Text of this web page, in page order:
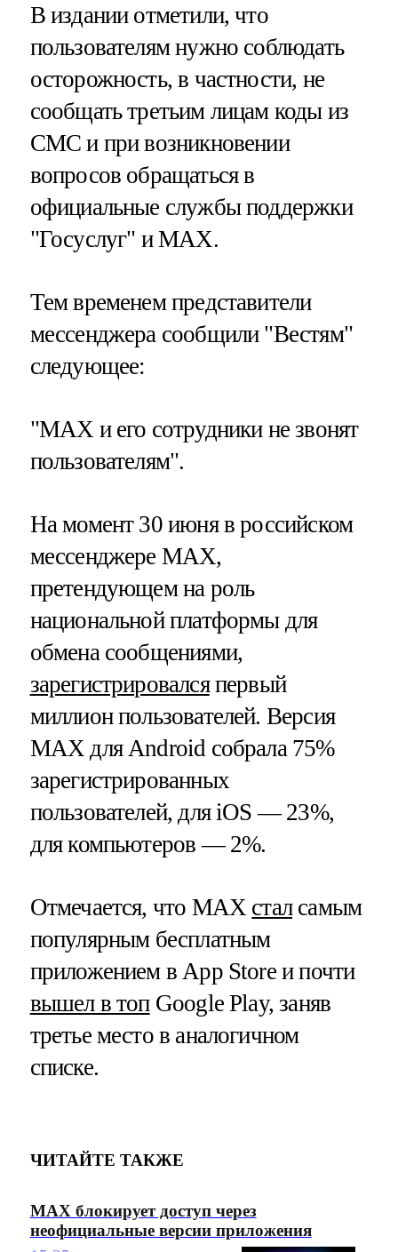
В издании отметили, что
пользователям нужно соблюдать
осторожность, в частности, не
сообщать третьим лицам коды из
СМС и при возникновении
вопросов обращаться в
официальные службы поддержки
"Госуслуг" и MAX.
Тем временем представители
мессенджера сообщили "Вестям"
следующее:
"МAX и его сотрудники не звонят
пользователям".
На момент 30 июня в российском
мессенджере MAX,
претендующем на роль
национальной платформы для
обмена сообщениями,
зарегистрировалсяпервый
миллион пользователей. Версия
MAX для Android собрала 75%
зарегистрированных
пользователей, для iOS — 23%,
для компьютеров — 2%.
Отмечается, что MAX сталсамым
популярным бесплатным
приложением в App Store и почти
вышел в топGoogle Play, заняв
третье место в аналогичном
списке.
ЧИТАЙТЕ ТАКЖЕ
MAX блокирует доступ через
неофициальные версии приложения